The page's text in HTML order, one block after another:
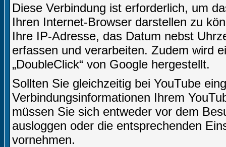
Diese Verbindung ist erforderlich, um
Ihren Internet-Browser darstellen zu
Ihre IP-Adresse, das Datum nebst
erfassen und verarbeiten. Zudem wird
„DoubleClick“ von Google hergestellt.
Sollten Sie gleichzeitig bei YouTube
Verbindungsinformationen Ihrem
müssen Sie sich entweder vor dem
ausloggen oder die entsprechenden
vornehmen.